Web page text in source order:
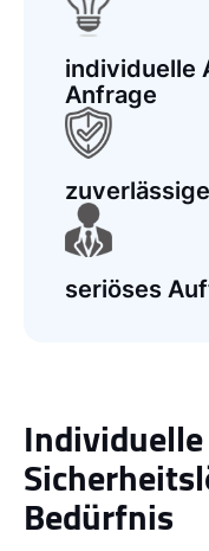
individuelle
Anfrage
seriöses
Individuelle
Bedürfnis